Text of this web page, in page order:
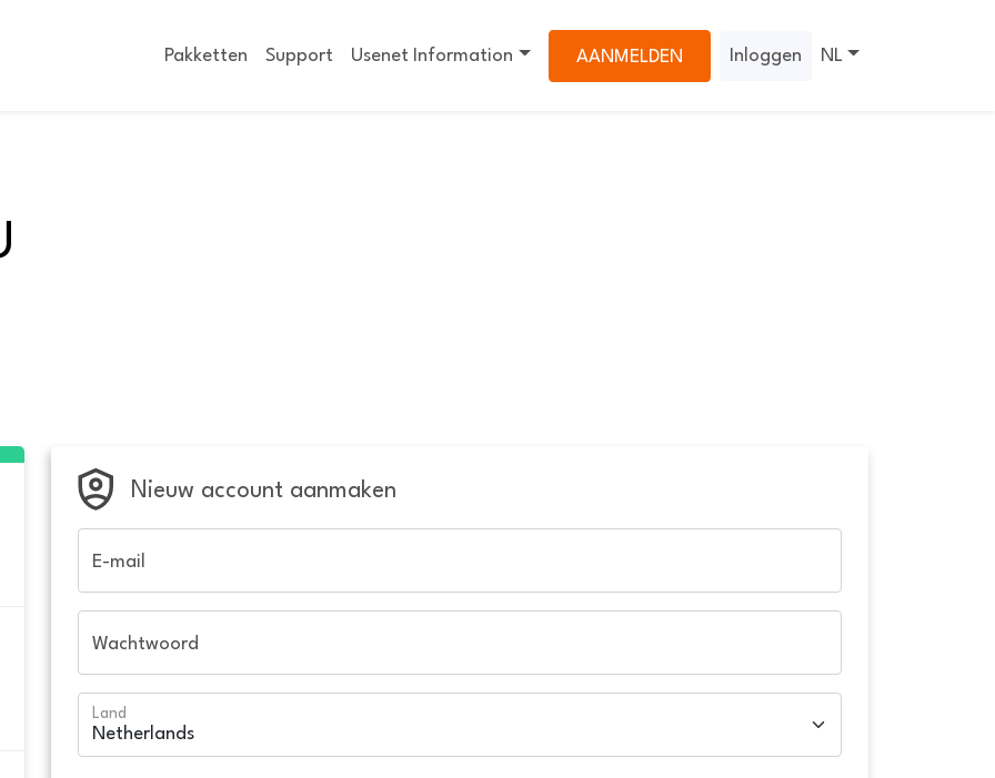
Pakketten Support Usenet Information AANMELDEN Inloggen NL
Nieuw account aanmaken
E-mail
Wachtwoord
Land